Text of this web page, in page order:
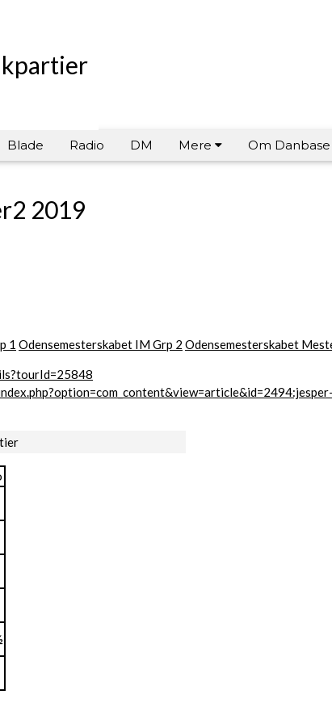
Blade Radio DM Mere Om Danbase
2019
1 Odensemesterskabet IM Grp 2 Odensemesterskabet